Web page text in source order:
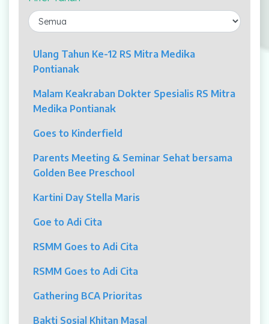
Laparaskopi
OCT
Eye Care
Multi Slice CT-Scan 128 Slices
Mamografi
Klinik Andrologi
Klinik Nyeri
Ulang Tahun Ke-12 RS Mitra Medika
Pontianak
Malam Keakraban Dokter Spesialis RS Mitra
Medika Pontianak
Goes to Kinderfield
Parents Meeting & Seminar Sehat bersama
Golden Bee Preschool
Kartini Day Stella Maris
Goe to Adi Cita
RSMM Goes to Adi Cita
RSMM Goes to Adi Cita
Gathering BCA Prioritas
Bakti Sosial Khitan Masal